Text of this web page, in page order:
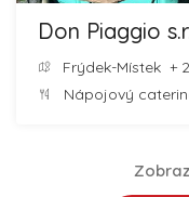
Don Piaggio
Frýdek-Místek +
Nápojový